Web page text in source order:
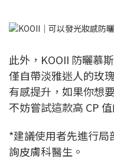
此外，KOOII 防曬慕
僅自帶淡雅迷人的玫
有感提升，如果你想
不妨嘗試這款高 CP
*建議使用者先進行
詢皮膚科醫生。